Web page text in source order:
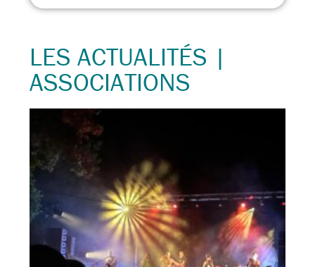
LES ACTUALITÉS |
ASSOCIATIONS